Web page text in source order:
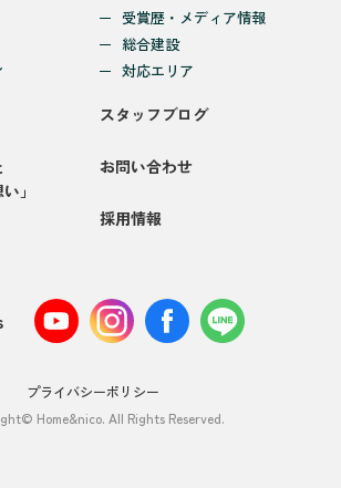
受賞歴・メディア情報
総合建設
対応エリア
」
スタッフブログ
お問い合わせ
採用情報
プライバシーポリシー
Home&nico. All Rights Reserved.